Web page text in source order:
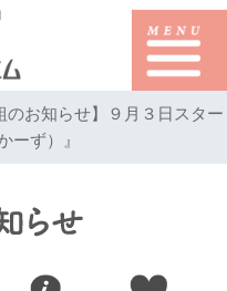
のお知らせ】９月３日スター
ーず）』